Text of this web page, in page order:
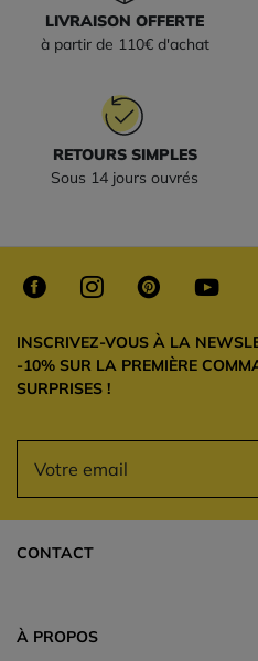
LIVRAISON OFFERTE
à partir de 110€ d'achat
RETOURS SIMPLES
Sous 14 jours ouvrés
INSCRIVEZ-VOUS À LA
-10% SUR LA PREMIÈRE
SURPRISES !
CONTACT
À PROPOS